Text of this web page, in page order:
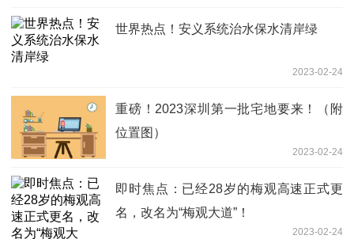
世界热点！安义系统治水保水清岸绿
2023-02-24
重磅！2023深圳第一批宅地要来！（附
位置图）
2023-02-24
即时焦点：已经28岁的梅观高速正式更
名，改名为“梅观大道”！
2023-02-24